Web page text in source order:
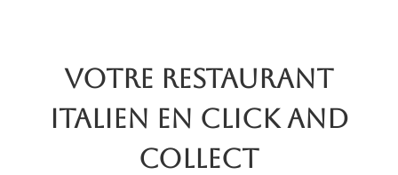
Votre restaurant
italien en click and
collect